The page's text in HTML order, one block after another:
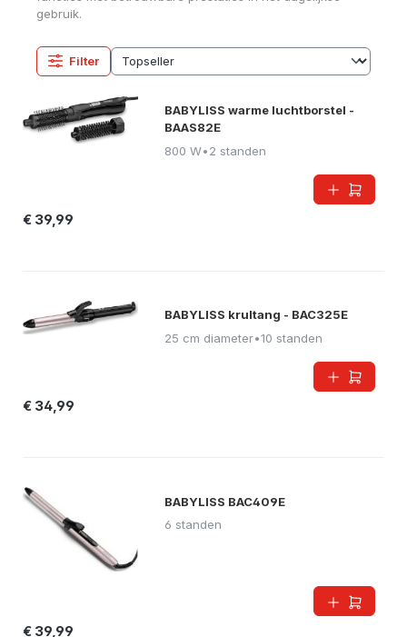
gebruik.
Filter
BABYLISS warme luchtborstel -
BAAS82E
800 W•2 standen
€ 39,99
BABYLISS krultang - BAC325E
25 cm diameter•10 standen
€ 34,99
BABYLISS BAC409E
6 standen
€ 39,99